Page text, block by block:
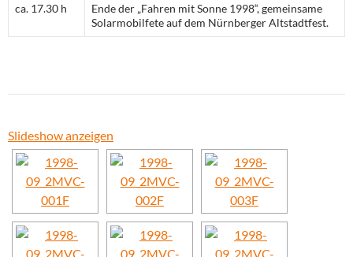
ca. 17.30 h
Ende der „Fahren mit Sonne 1998“, gemeinsame
Solarmobilfete auf dem Nürnberger Altstadtfest.
Slideshow anzeigen